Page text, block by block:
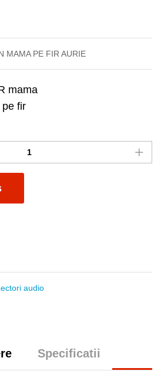
MAMA PE FIR AURIE
mama
pe fir
audio
Specificatii